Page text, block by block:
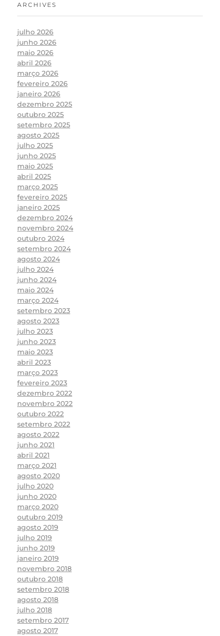
ARCHIVES
julho 2026
junho 2026
maio 2026
abril 2026
março 2026
fevereiro 2026
janeiro 2026
dezembro 2025
outubro 2025
setembro 2025
agosto 2025
julho 2025
junho 2025
maio 2025
abril 2025
março 2025
fevereiro 2025
janeiro 2025
dezembro 2024
novembro 2024
outubro 2024
setembro 2024
agosto 2024
julho 2024
junho 2024
maio 2024
março 2024
setembro 2023
agosto 2023
julho 2023
junho 2023
maio 2023
abril 2023
março 2023
fevereiro 2023
dezembro 2022
novembro 2022
outubro 2022
setembro 2022
agosto 2022
junho 2021
abril 2021
março 2021
agosto 2020
julho 2020
junho 2020
março 2020
outubro 2019
agosto 2019
julho 2019
junho 2019
janeiro 2019
novembro 2018
outubro 2018
setembro 2018
agosto 2018
julho 2018
setembro 2017
agosto 2017